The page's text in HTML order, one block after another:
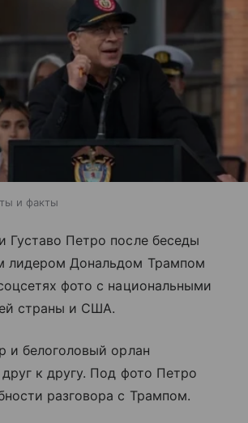
и факты
Густаво Петро после беседы
лидером Дональдом Трампом
фото с национальными
страны и США.
и белоголовый орлан
к другу. Под фото Петро
разговора с Трампом.